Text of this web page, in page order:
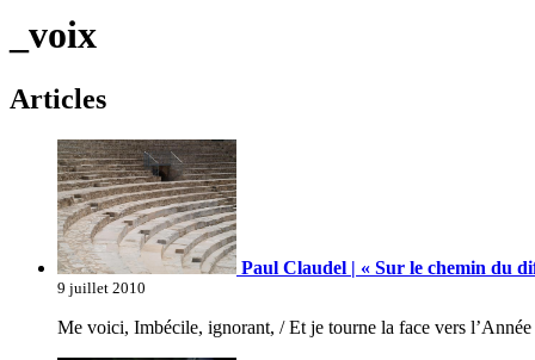
_voix
Articles
Paul Claudel | « Sur le chemin du
9 juillet 2010
Me voici, Imbécile, ignorant, / Et je tourne la face vers l’Année